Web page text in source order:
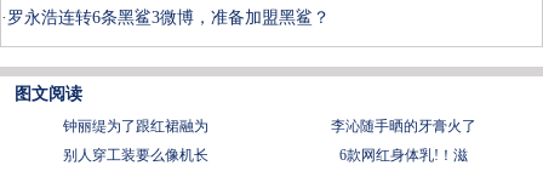
· 罗永浩连转6条黑鲨3微博，准备加盟黑鲨？
图文阅读
钟丽缇为了跟红裙融为
李沁随手晒的牙膏火了
别人穿工装要么像机长
6款网红身体乳!！滋